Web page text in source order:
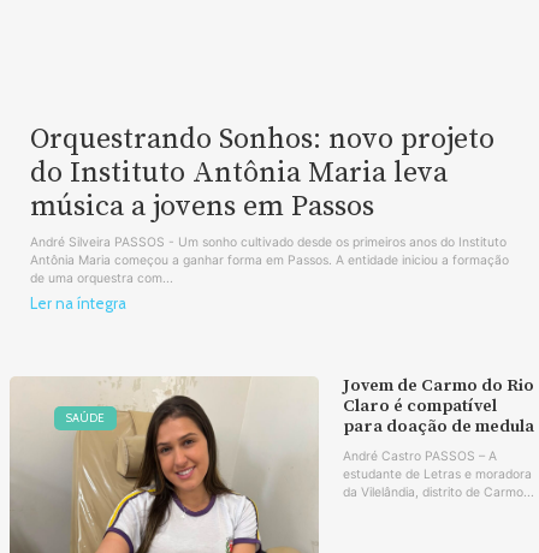
Orquestrando Sonhos: novo projeto
do Instituto Antônia Maria leva
música a jovens em Passos
André Silveira PASSOS - Um sonho cultivado desde os primeiros anos do Instituto
Antônia Maria começou a ganhar forma em Passos. A entidade iniciou a formação
de uma orquestra com...
Ler na íntegra
SAÚDE
Jovem de Carmo do Rio
Claro é compatível
para doação de medula
André Castro PASSOS – A
estudante de Letras e moradora
da Vilelândia, distrito de Carmo...